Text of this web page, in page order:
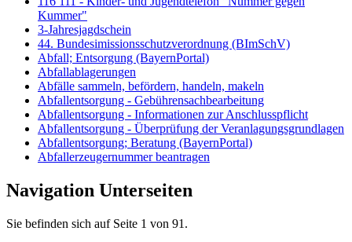
Kummer"
3-Jahresjagdschein
44. Bundesimissionsschutzverordnung (BImSchV)
Abfall; Entsorgung (BayernPortal)
Abfallablagerungen
Abfälle sammeln, befördern, handeln, makeln
Abfallentsorgung - Gebührensachbearbeitung
Abfallentsorgung - Informationen zur Anschlusspflicht
Abfallentsorgung - Überprüfung der Veranlagungsgrundlagen
Abfallentsorgung; Beratung (BayernPortal)
Abfallerzeugernummer beantragen
Navigation Unterseiten
Sie befinden sich auf Seite 1 von 91.